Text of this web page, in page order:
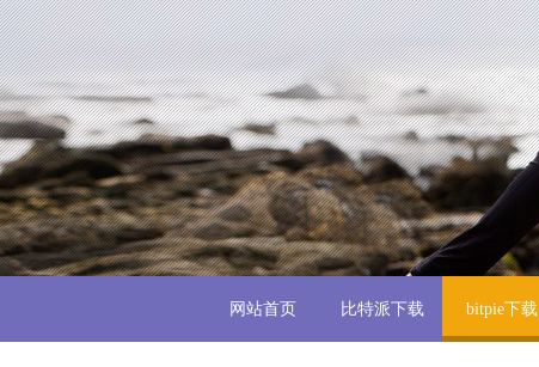
网站首页 比特派下载 bitpie下载